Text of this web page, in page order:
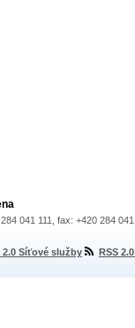
041 111, fax: +420 284
2.0 Síťové služby RSS